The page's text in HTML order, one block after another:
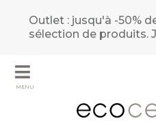
Outlet : jusqu'à -50%
sélection de produits.
MENU